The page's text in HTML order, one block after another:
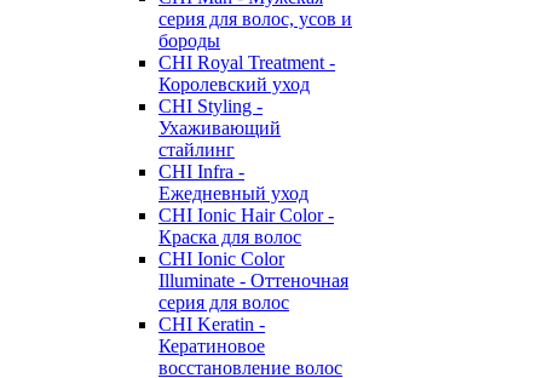
серия для волос, усов и
бороды
CHI Royal Treatment -
Королевский уход
CHI Styling -
Ухаживающий
стайлинг
CHI Infra -
Ежедневный уход
CHI Ionic Hair Color -
Краска для волос
CHI Ionic Color
Illuminate - Оттеночная
серия для волос
CHI Keratin -
Кератиновое
восстановление волос